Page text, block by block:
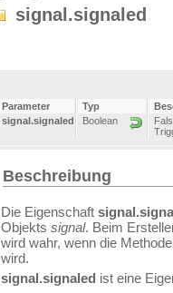
signal.signaled
Parameter Typ
signal.signaled
Boolean
Beschreibung
Die Eigenschaft
Objekts signal. Beim
wird wahr, wenn die
wird.
signal.signaled ist eine